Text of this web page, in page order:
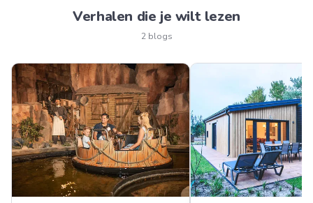
Verhalen die je wilt lezen
2 blogs